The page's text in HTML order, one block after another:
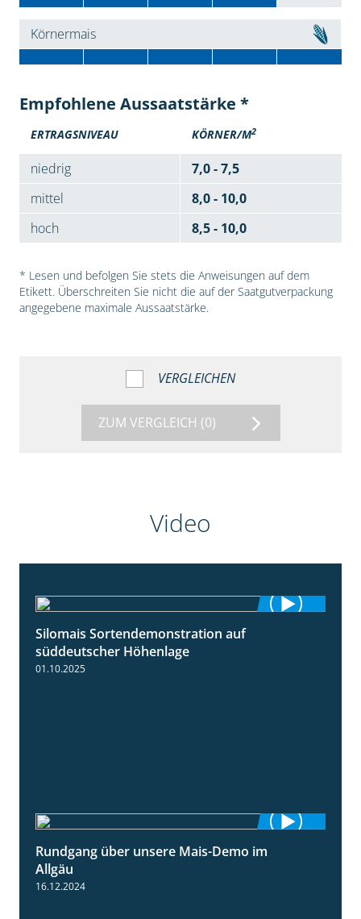
Körnermais
Empfohlene Aussaatstärke *
ERTRAGSNIVEAU KÖRNER/M2
niedrig
7,0 - 7,5
mittel
8,0 - 10,0
hoch
8,5 - 10,0
* Lesen und befolgen Sie stets die Anweisungen auf dem
Etikett. Überschreiten Sie nicht die auf der Saatgutverpackung
angegebene maximale Aussaatstärke.
VERGLEICHEN
ZUM VERGLEICH (0)
Video
Silomais Sortendemonstration auf
süddeutscher Höhenlage
01.10.2025
Rundgang über unsere Mais-Demo im
Allgäu
16.12.2024